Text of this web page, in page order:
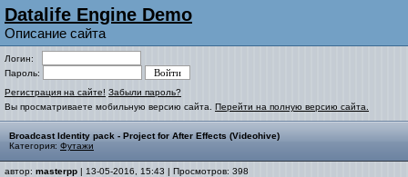
Datalife Engine Demo
Описание сайта
Логин:
Пароль:
Регистрация на сайте! Забыли пароль?
Вы просматриваете мобильную версию сайта. Перейти на полную версию сайта.
Broadcast Identity pack - Project for After Effects (Videohive)
Категория: Футажи
автор: masterpp | 13-05-2016, 15:43 | Просмотров: 398